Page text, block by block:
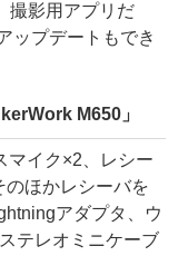
撮影用アプリだ
ップデートもでき
M650」
マイク×2、レシー
ほかレシーバを
アダプタ、ウ
テレオミニケーブ